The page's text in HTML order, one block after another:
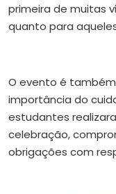
primeira de muitas
quanto para
O evento é
importância do
estudantes
celebração,
obrigações com